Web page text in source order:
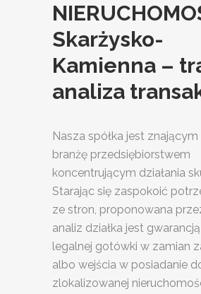
Skarżysko-
Kamienna –
analiza
Nasza spółka jest
branżę przedsiębiorstwem
koncentrującym działania
Starając się zaspokoić
ze stron, proponowana
analiz działka jest
legalnej gotówki w zamian
albo wejścia w posiadanie
zlokalizowanej